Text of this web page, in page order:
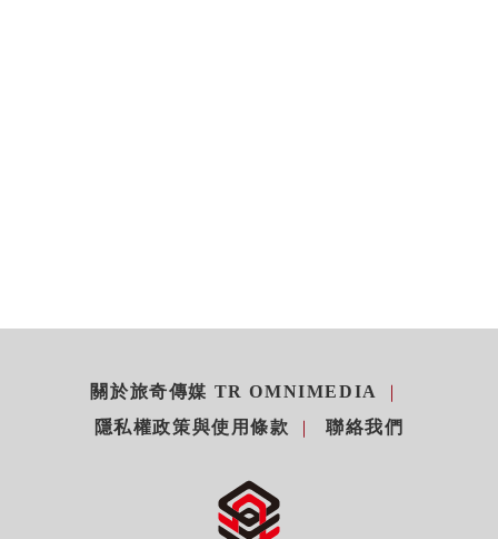
關於旅奇傳媒 TR OMNIMEDIA
隱私權政策與使用條款
聯絡我們